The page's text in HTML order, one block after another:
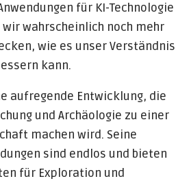
für KI-Technologie
wahrscheinlich noch mehr
wie es unser Verständnis
kann.
aufregende Entwicklung, die
und Archäologie zu einer
machen wird. Seine
sind endlos und bieten
für Exploration und